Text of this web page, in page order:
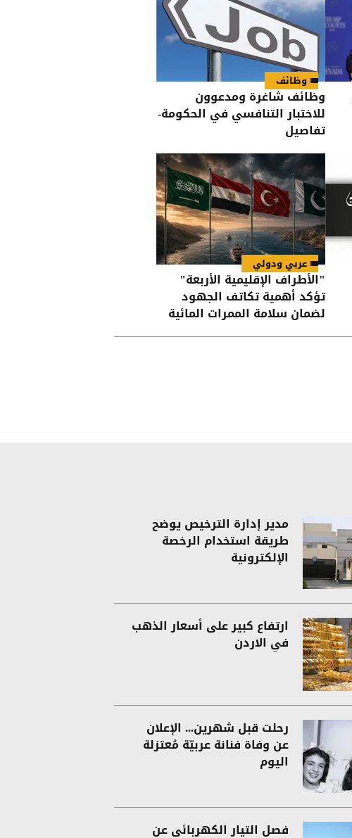
وظائف
وظائف شاغرة ومدعوون
للاختبار التنافسي في الحكومة-
تفاصيل
عربي ودولي
"الأطراف الإقليمية الأربعة"
تؤكد أهمية تكاتف الجهود
لضمان سلامة الممرات المائية
مدير إدارة الترخيص يوضح
طريقة استخدام الرخصة
الإلكترونية
ارتفاع كبير على أسعار الذهب
في الاردن
رحلت قبل شهرين... الإعلان
عن وفاة فنانة عربيّة مُعتزلة
اليوم
فصل التيار الكهربائي عن